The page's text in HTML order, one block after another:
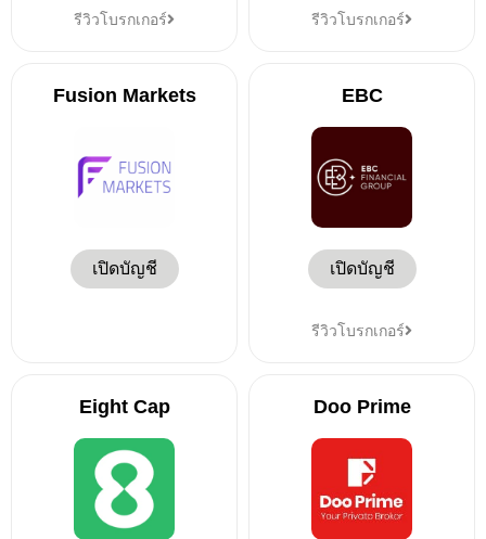
รีวิวโบรกเกอร์ รีวิวโบรกเกอร์
Fusion Markets
เปิดบัญชี
EBC
เปิดบัญชี
รีวิวโบรกเกอร์
Eight Cap Doo Prime